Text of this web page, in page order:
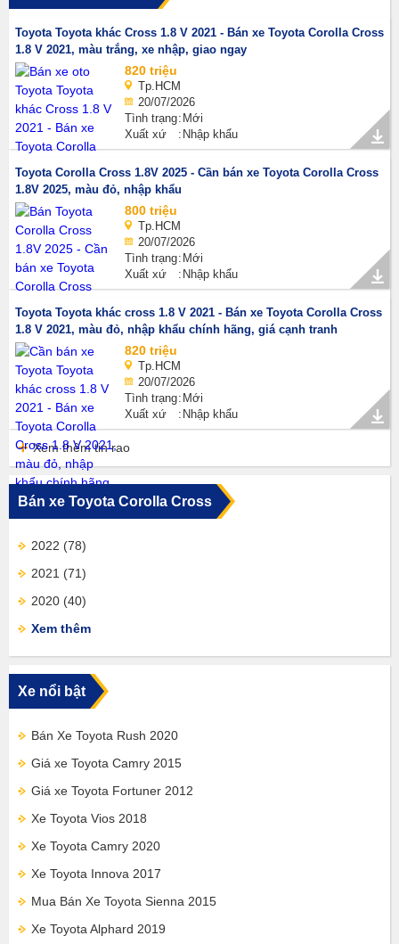
Toyota Toyota khác Cross 1.8 V 2021 - Bán xe Toyota Corolla Cross
1.8 V 2021, màu trắng, xe nhập, giao ngay
820 triệu
Tp.HCM
20/07/2026
Tình trạng Mới
Xuất xứ
Nhập khẩu
Toyota Corolla Cross 1.8V 2025 - Cần bán xe Toyota Corolla Cross
1.8V 2025, màu đỏ, nhập khẩu
800 triệu
Tp.HCM
20/07/2026
Tình trạng Mới
Xuất xứ
Nhập khẩu
Toyota Toyota khác cross 1.8 V 2021 - Bán xe Toyota Corolla Cross
1.8 V 2021, màu đỏ, nhập khẩu chính hãng, giá cạnh tranh
820 triệu
Tp.HCM
20/07/2026
Tình trạng Mới
Xuất xứ
Nhập khẩu
Xem thêm tin rao
Bán xe Toyota Corolla Cross
2022 (78)
2021 (71)
2020 (40)
Xem thêm
Xe nổi bật
Bán Xe Toyota Rush 2020
Giá xe Toyota Camry 2015
Giá xe Toyota Fortuner 2012
Xe Toyota Vios 2018
Xe Toyota Camry 2020
Xe Toyota Innova 2017
Mua Bán Xe Toyota Sienna 2015
Xe Toyota Alphard 2019